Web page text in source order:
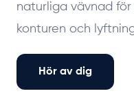
naturliga vävnad
konturen och
Hör av dig